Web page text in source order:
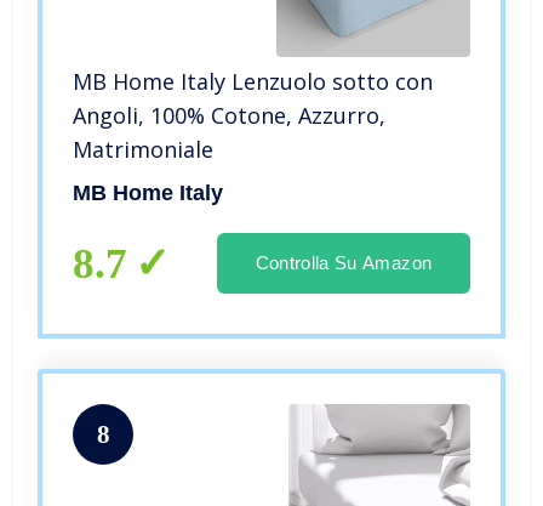
MB Home Italy Lenzuolo sotto con
Angoli, 100% Cotone, Azzurro,
Matrimoniale
MB Home Italy
8.7 Controlla Su Amazon
8